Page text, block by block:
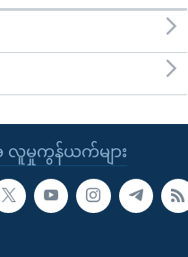
လူမှုကွန်ယက်များ